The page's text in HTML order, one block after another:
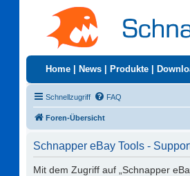
Home News Produkte
Schnellzugriff FAQ
Foren-Übersicht
Schnapper eBay Tools -
Mit dem Zugriff auf „Schnapper